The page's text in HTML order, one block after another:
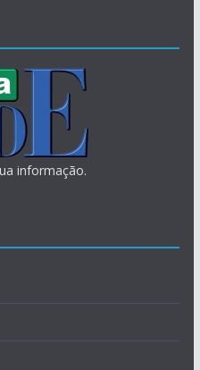
informação.